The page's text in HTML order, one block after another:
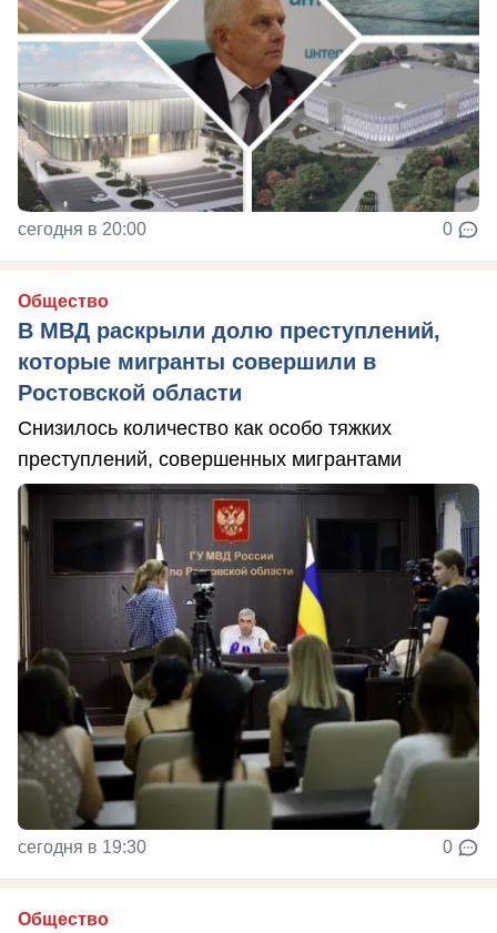
сегодня в 20:00 0
Общество
В МВД раскрыли долю преступлений,
которые мигранты совершили в
Ростовской области
Снизилось количество как особо тяжких
преступлений, совершенных мигрантами
сегодня в 19:30 0
Общество